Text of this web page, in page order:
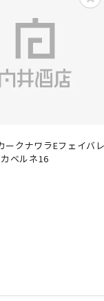
ークナワラEフェイバレ
ベルネ16